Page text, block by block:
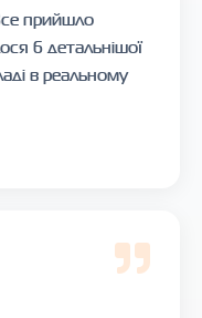
прийшло
б детальнішої
в реальному